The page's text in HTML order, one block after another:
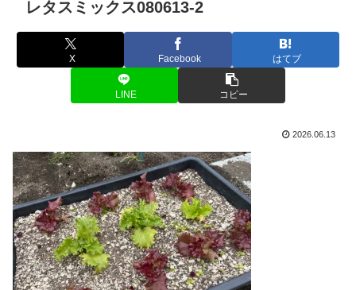
レタスミックス080613-2
X Facebook はてブ
LINE コピー
2026.06.13